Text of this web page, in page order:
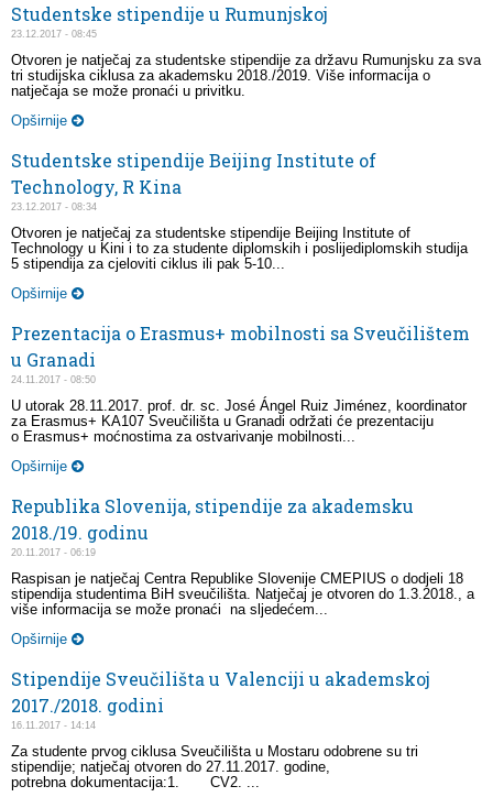
Studentske stipendije u Rumunjskoj
23.12.2017 - 08:45
Otvoren je natječaj za studentske stipendije za državu Rumunjsku za sva
tri studijska ciklusa za akademsku 2018./2019. Više informacija o
natječaja se može pronaći u privitku.
Opširnije
Studentske stipendije Beijing Institute of
Technology, R Kina
23.12.2017 - 08:34
Otvoren je natječaj za studentske stipendije Beijing Institute of
Technology u Kini i to za studente diplomskih i poslijediplomskih studija
5 stipendija za cjeloviti ciklus ili pak 5-10...
Opširnije
Prezentacija o Erasmus+ mobilnosti sa Sveučilištem
u Granadi
24.11.2017 - 08:50
U utorak 28.11.2017. prof. dr. sc. José Ángel Ruiz Jiménez, koordinator
za Erasmus+ KA107 Sveučilišta u Granadi održati će prezentaciju
o Erasmus+ moćnostima za ostvarivanje mobilnosti...
Opširnije
Republika Slovenija, stipendije za akademsku
2018./19. godinu
20.11.2017 - 06:19
Raspisan je natječaj Centra Republike Slovenije CMEPIUS o dodjeli 18
stipendija studentima BiH sveučilišta. Natječaj je otvoren do 1.3.2018., a
više informacija se može pronaći na sljedećem...
Opširnije
Stipendije Sveučilišta u Valenciji u akademskoj
2017./2018. godini
16.11.2017 - 14:14
Za studente prvog ciklusa Sveučilišta u Mostaru odobrene su tri
stipendije; natječaj otvoren do 27.11.2017. godine,
potrebna dokumentacija:1. CV2. ...